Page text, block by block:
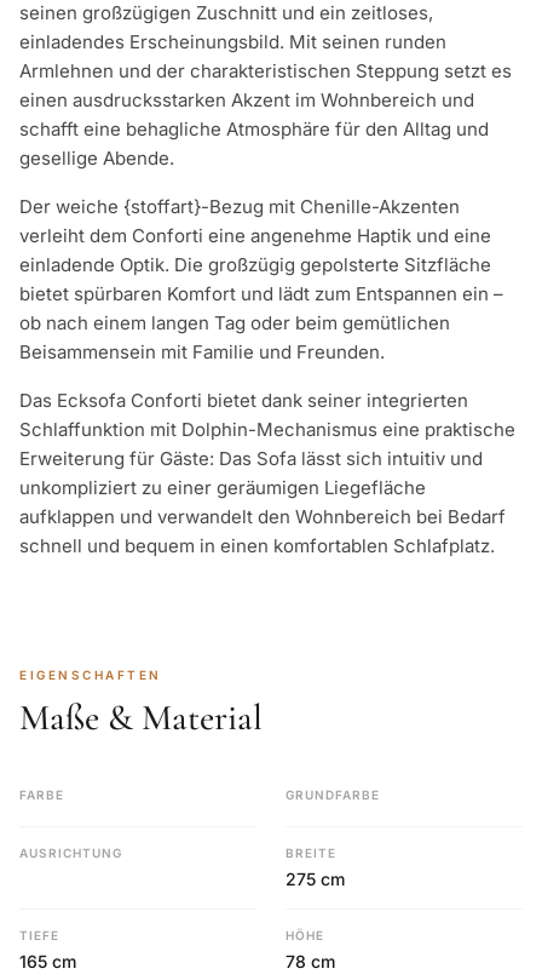
seinen großzügigen Zuschnitt und ein zeitloses,
einladendes Erscheinungsbild. Mit seinen runden
Armlehnen und der charakteristischen Steppung setzt es
einen ausdrucksstarken Akzent im Wohnbereich und
schafft eine behagliche Atmosphäre für den Alltag und
gesellige Abende.
Der weiche {stoffart}-Bezug mit Chenille-Akzenten
verleiht dem Conforti eine angenehme Haptik und eine
einladende Optik. Die großzügig gepolsterte Sitzfläche
bietet spürbaren Komfort und lädt zum Entspannen ein –
ob nach einem langen Tag oder beim gemütlichen
Beisammensein mit Familie und Freunden.
Das Ecksofa Conforti bietet dank seiner integrierten
Schlaffunktion mit Dolphin-Mechanismus eine praktische
Erweiterung für Gäste: Das Sofa lässt sich intuitiv und
unkompliziert zu einer geräumigen Liegefläche
aufklappen und verwandelt den Wohnbereich bei Bedarf
schnell und bequem in einen komfortablen Schlafplatz.
EIGENSCHAFTEN
Maße & Material
FARBE GRUNDFARBE
AUSRICHTUNG BREITE
275 cm
TIEFE
165 cm
HÖHE
78 cm